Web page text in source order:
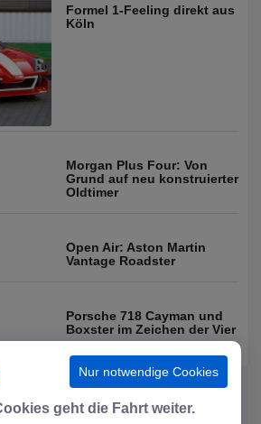
Formel 1-Feeling direkt aus
Köln
Morgan Plus Four: Von
Grund auf neu konstruierter
Oldtimer
Open Air: Aston Martin
Vantage Roadster
Porsche 718 Cayman und
Boxster im Zeichen der Vier
ABONNIEREN
Nur notwendige Cookies
geht die Fahrt weiter.